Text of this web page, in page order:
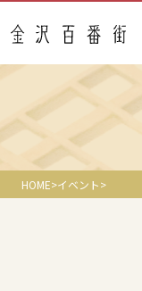
フロアガイド
あんと
Rinto
HOME イベント